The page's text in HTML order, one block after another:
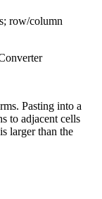
row/column
Pasting into a
to adjacent cells
larger than the